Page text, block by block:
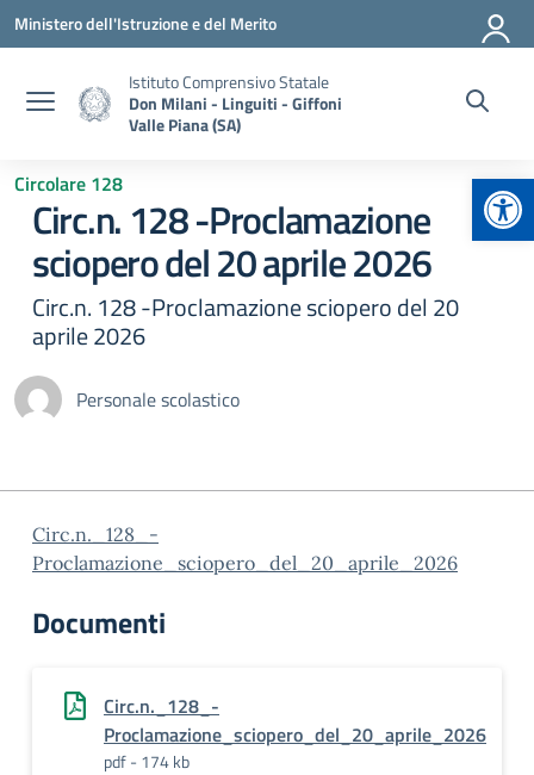
Vai ai contenuti
Vai al menu di navigazione
Vai al footer
Ministero dell'Istruzione e del Merito
Istituto Comprensivo Statale
Don Milani - Linguiti - Giffoni
Valle Piana (SA)
Circolare 128
Circ.n. 128 -Proclamazione
sciopero del 20 aprile 2026
Circ.n. 128 -Proclamazione sciopero del 20
aprile 2026
Personale scolastico
Circ.n._128_-
Proclamazione_sciopero_del_20_aprile_2026
Documenti
Circ.n._128_-
Proclamazione_sciopero_del_20_aprile_2026
pdf - 174 kb